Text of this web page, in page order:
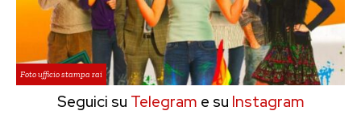
Foto ufficio stampa rai
Seguici su Telegram e su Instagram